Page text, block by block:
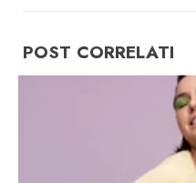
POST CORRELATI